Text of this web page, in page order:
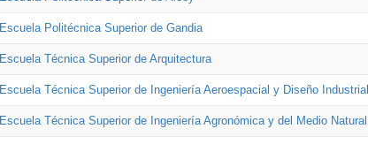
Escuela Politécnica Superior de Gandia
Escuela Técnica Superior de Arquitectura
Escuela Técnica Superior de Ingeniería Aeroespacial y Diseño Industrial
Escuela Técnica Superior de Ingeniería Agronómica y del Medio Natural